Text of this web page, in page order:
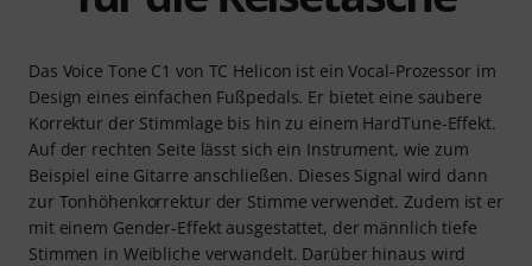
Das Voice Tone C1 von TC Helicon ist ein Vocal-Prozessor im
Design eines einfachen Fußpedals. Er bietet eine saubere
Korrektur der Stimmlage bis hin zu einem HardTune-Effekt.
Auf der rechten Seite lässt sich ein Instrument, wie zum
Beispiel eine Gitarre anschließen. Dieses Signal wird dann
zur Tonhöhenkorrektur der Stimme verwendet. Zudem ist er
mit einem Gender-Effekt ausgestattet, der männlich tiefe
Stimmen in Weibliche verwandelt. Darüber hinaus wird